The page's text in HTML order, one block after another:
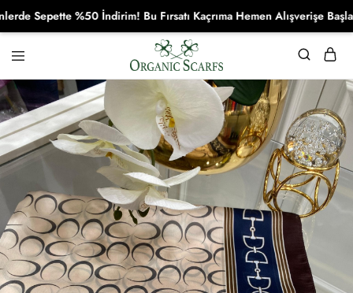
Organikscarf
Sepette %50 İndirim! Bu Fırsatı Kaçrıma Hemen Alışverişe Başla!